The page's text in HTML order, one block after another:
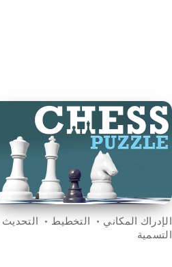
الإدراك المكاني التخطيط
التحديث
التسمية